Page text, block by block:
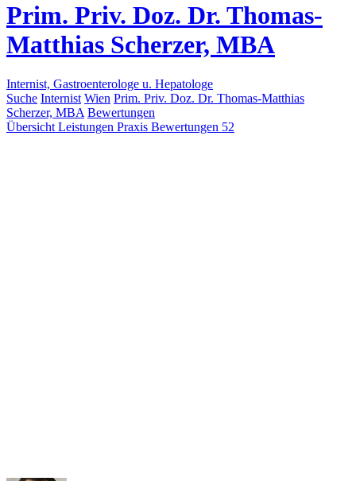
Prim. Priv. Doz. Dr. Thomas-
Matthias Scherzer, MBA
Internist, Gastroenterologe u. Hepatologe
Suche Internist Wien Prim. Priv. Doz. Dr. Thomas-Matthias
Scherzer, MBA Bewertungen
Übersicht Leistungen Praxis Bewertungen 52